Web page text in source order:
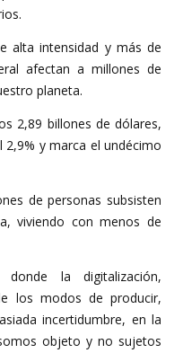
alta intensidad y más de
afectan a millones de
planeta.
2,89 billones de dólares,
y marca el undécimo
de personas subsisten
viviendo con menos de
la digitalización,
los modos de producir,
incertidumbre, en la
objeto y no sujetos